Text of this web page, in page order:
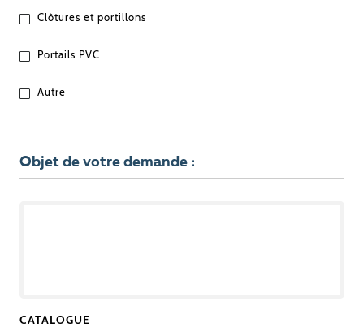
VOTRE
PROJET
Clôtures et portillons
Portails PVC
Autre
Objet de votre demande :
CATALOGUE